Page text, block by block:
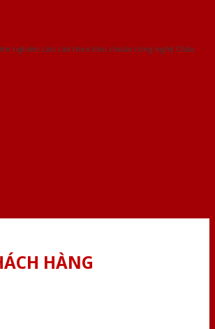
nghiên cứu cửa theo tiêu chuẩn công nghệ Châu
HÀNG